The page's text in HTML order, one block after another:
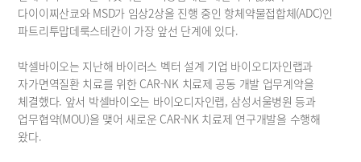
다이이찌산쿄와 MSD가 임상2상을 진행 중인 항체약물접합체(ADC)인
파트리투맙데룩스테칸이 가장 앞선 단계에 있다.
박셀바이오는 지난해 바이러스 벡터 설계 기업 바이오디자인랩과
자가면역질환 치료를 위한 CAR-NK 치료제 공동 개발 업무계약을
체결했다. 앞서 박셀바이오는 바이오디자인랩, 삼성서울병원 등과
업무협약(MOU)을 맺어 새로운 CAR-NK 치료제 연구개발을 수행해
왔다.